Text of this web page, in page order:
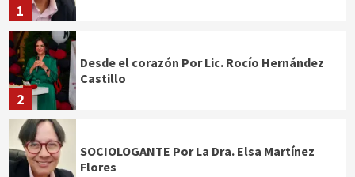
1
2
Desde el corazón Por Lic. Rocío Hernández
Castillo
SOCIOLOGANTE Por La Dra. Elsa Martínez
Flores